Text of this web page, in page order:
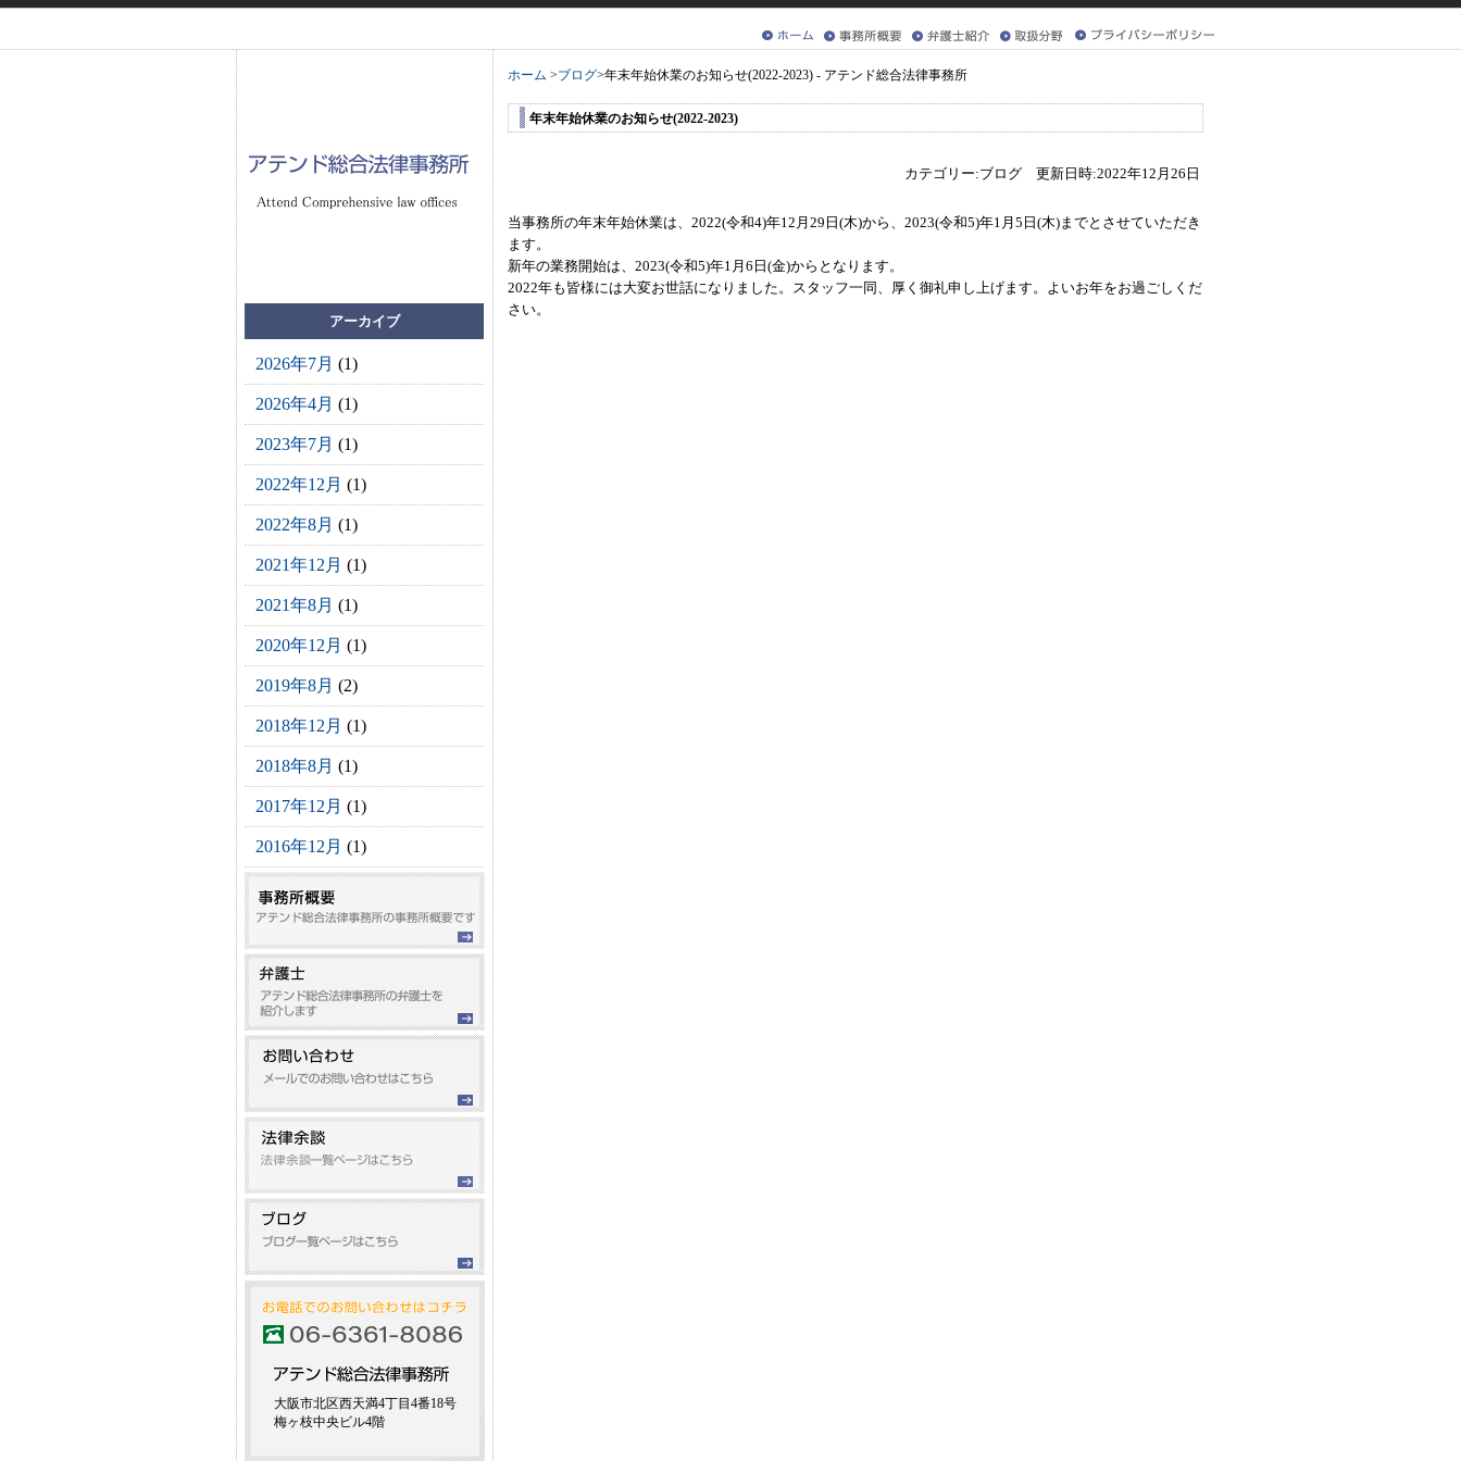
アーカイブ
2026年7月 (1)
2026年4月 (1)
2023年7月 (1)
2022年12月 (1)
2022年8月 (1)
2021年12月 (1)
2021年8月 (1)
2020年12月 (1)
2019年8月 (2)
2018年12月 (1)
2018年8月 (1)
2017年12月 (1)
2016年12月 (1)
大阪市北区西天満4丁目4番18号
梅ヶ枝中央ビル4階
ホーム >ブログ>年末年始休業のお知らせ(2022-2023) - アテンド総合法律事務所
年末年始休業のお知らせ(2022-2023)
カテゴリー:ブログ 更新日時:2022年12月26日
当事務所の年末年始休業は、2022(令和4)年12月29日(木)から、2023(令和5)年1月5日(木)までとさせていただき
ます。
新年の業務開始は、2023(令和5)年1月6日(金)からとなります。
2022年も皆様には大変お世話になりました。スタッフ一同、厚く御礼申し上げます。よいお年をお過ごしくだ
さい。